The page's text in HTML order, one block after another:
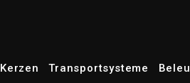
Kerzen Transportsysteme